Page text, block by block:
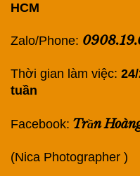
HCM
Zalo/Phone:
Thời gian làm việc:
tuần
Facebook: Trần
(Nica Photographer )